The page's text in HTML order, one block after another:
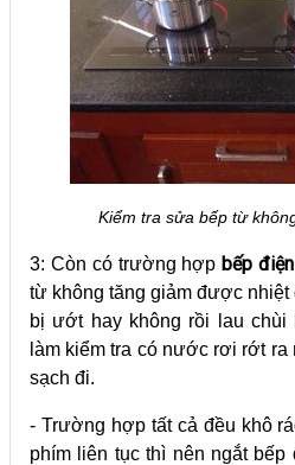
Kiểm tra sửa bếp từ
3: Còn có trường hợp bếp
từ không tăng giảm được nhiệt
bị ướt hay không rồi lau chùi
làm kiểm tra có nước rơi rớt ra
sạch đi.
- Trường hợp tất cả đều khô
phím liên tục thì nên ngắt